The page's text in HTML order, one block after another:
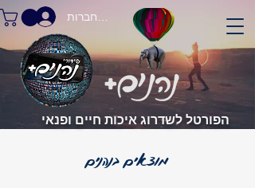
הפורטל לשדרוג איכות חיים ופנאי
התחברות